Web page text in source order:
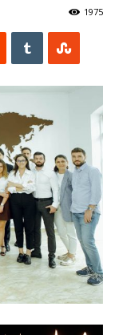
1975